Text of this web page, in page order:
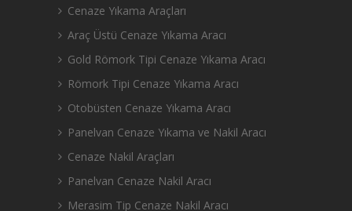
Cenaze Yıkama Araçları
Araç Üstü Cenaze Yıkama Aracı
Gold Römork Tipi Cenaze Yıkama Aracı
Römork Tipi Cenaze Yıkama Aracı
Otobüsten Cenaze Yıkama Aracı
Panelvan Cenaze Yıkama ve Nakil Aracı
Cenaze Nakil Araçları
Panelvan Cenaze Nakil Aracı
Merasim Tip Cenaze Nakil Aracı